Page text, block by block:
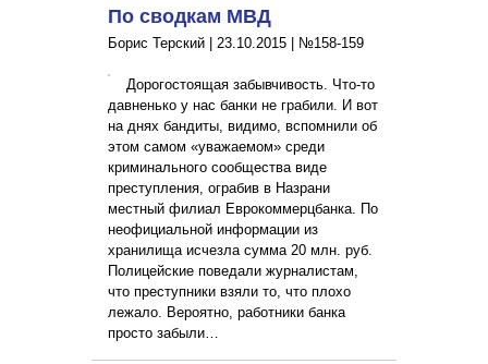
По сводкам МВД
Борис Терский | 23.10.2015 №158-159
Дорогостоящая забывчивость. Что-то
давненько у нас банки не грабили. И вот
на днях бандиты, видимо, вспомнили об
этом самом «уважаемом» среди
криминального сообщества виде
преступления, ограбив в Назрани
местный филиал Еврокоммерцбанка. По
неофициальной информации из
хранилища исчезла сумма 20 млн. руб.
Полицейские поведали журналистам,
что преступники взяли то, что плохо
лежало. Вероятно, работники банка
просто забыли…